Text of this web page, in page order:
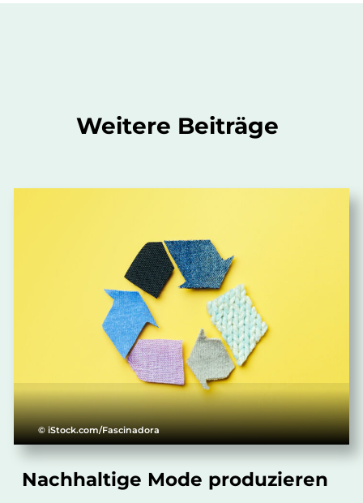
Weitere Beiträge
© iStock.com/Fascinadora
Nachhaltige Mode produzieren